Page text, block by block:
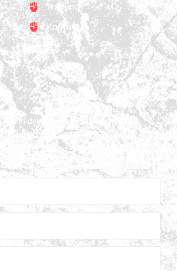
Training
Kontakt
in dein Postfach. Darüber hinaus
Lehrreiches aus der Welt des Muay Thai